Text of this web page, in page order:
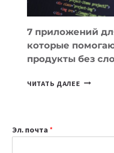
7 приложений
которые
продукты без
ЧИТАТЬ ДАЛЕЕ 7
Эл. почта *